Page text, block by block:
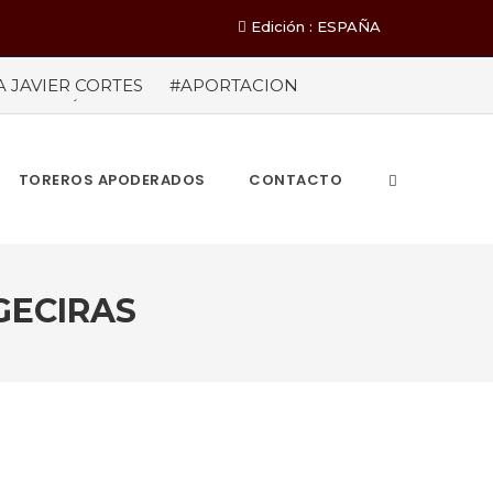
Edición : ESPAÑA
JAVIER CORTES
#APORTACION
EL MILLÓN DE ASISTENTES Las cifras
TOREROS APODERADOS CONTACTO